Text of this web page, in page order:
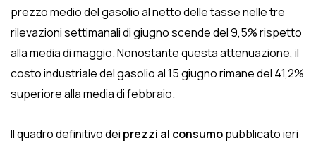
prezzo medio del gasolio al netto delle tasse nelle tre
rilevazioni settimanali di giugno scende del 9,5% rispetto
alla media di maggio. Nonostante questa attenuazione, il
costo industriale del gasolio al 15 giugno rimane del 41,2%
superiore alla media di febbraio.
Il quadro definitivo dei prezzi al consumopubblicato ieri